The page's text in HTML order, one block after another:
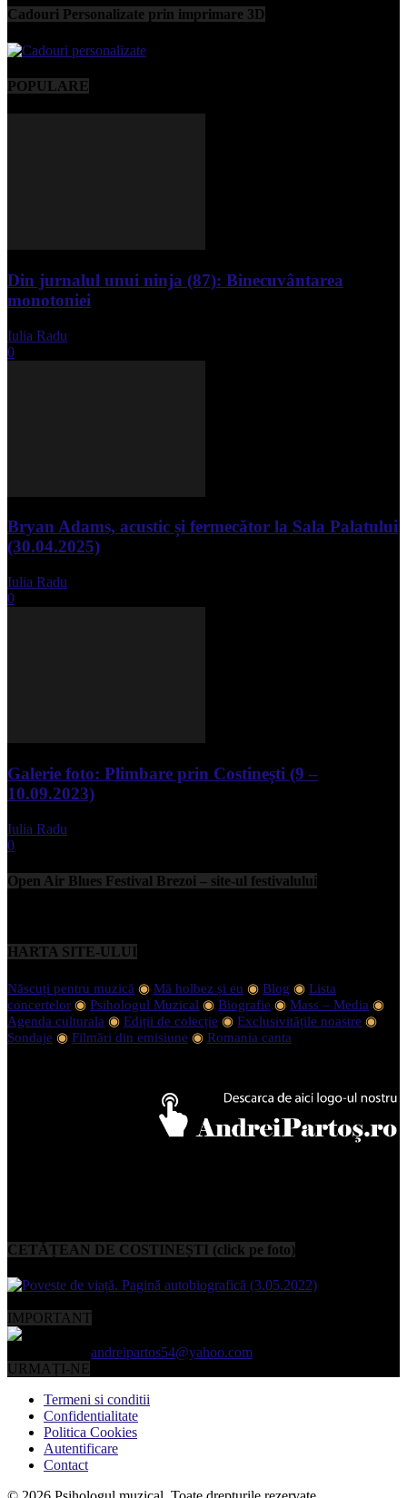
Cadouri Personalizate prin imprimare 3D
POPULARE
Din jurnalul unui ninja (87): Binecuvântarea
monotoniei
Iulia Radu
0
Bryan Adams, acustic și fermecător la Sala Palatului
(30.04.2025)
Iulia Radu
0
Galerie foto: Plimbare prin Costinești (9 –
10.09.2023)
Iulia Radu
0
Open Air Blues Festival Brezoi – site-ul festivalului
HARTA SITE-ULUI
Născuți pentru muzică ◉ Mă holbez și eu ◉ Blog ◉ Lista
concertelor ◉ Psihologul Muzical ◉ Biografie ◉ Mass – Media ◉
Agenda culturala ◉ Ediții de colecție ◉ Exclusivitățile noastre ◉
Sondaje ◉ Filmări din emisiune ◉ Romania canta
CETĂȚEAN DE COSTINEȘTI (click pe foto)
IMPORTANT
andreipartos54@yahoo.com
URMAȚI-NE
Termeni si conditii
Confidentialitate
Politica Cookies
Autentificare
Contact